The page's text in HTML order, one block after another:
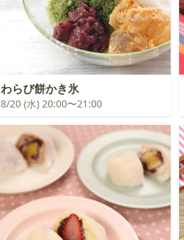
わらび餅かき氷
8/20 (水) 20:00〜21:00